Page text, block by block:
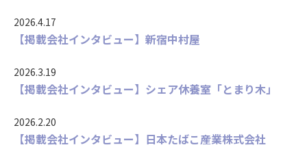
2026.4.17
【掲載会社インタビュー】新宿中村屋
2026.3.19
【掲載会社インタビュー】シェア休養室「とまり木」
2026.2.20
【掲載会社インタビュー】日本たばこ産業株式会社